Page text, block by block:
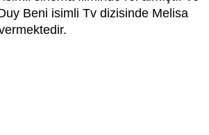
Beni isimli Tv dizisinde Melisa